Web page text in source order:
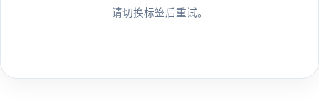
请切换标签后重试。